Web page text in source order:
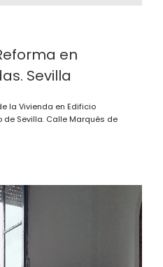
en
Sevilla
la Vivienda en Edificio
de Sevilla. Calle Marqués de